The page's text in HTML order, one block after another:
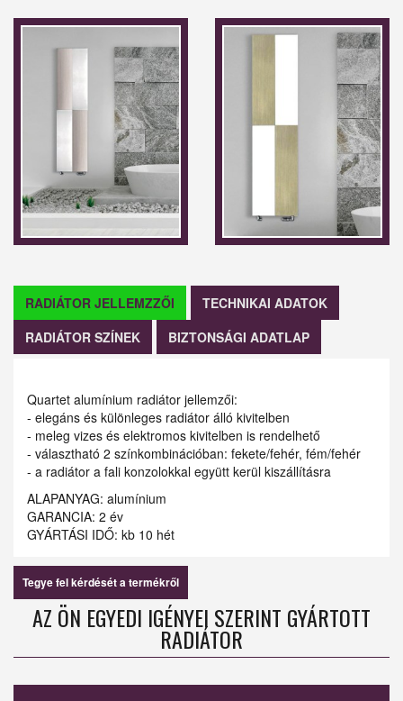
RADIÁTOR JELLEMZZŐI
TECHNIKAI ADATOK
RADIÁTOR SZÍNEK
BIZTONSÁGI ADATLAP
Quartet alumínium radiátor jellemzői:
- elegáns és különleges radiátor álló kivitelben
- meleg vizes és elektromos kivitelben is rendelhető
- választható 2 színkombinációban: fekete/fehér, fém/fehér
- a radiátor a fali konzolokkal együtt kerül kiszállításra
ALAPANYAG: alumínium
GARANCIA: 2 év
GYÁRTÁSI IDŐ: kb 10 hét
Tegye fel kérdését a termékről
AZ ÖN EGYEDI IGÉNYEI SZERINT GYÁRTOTT
RADIÁTOR